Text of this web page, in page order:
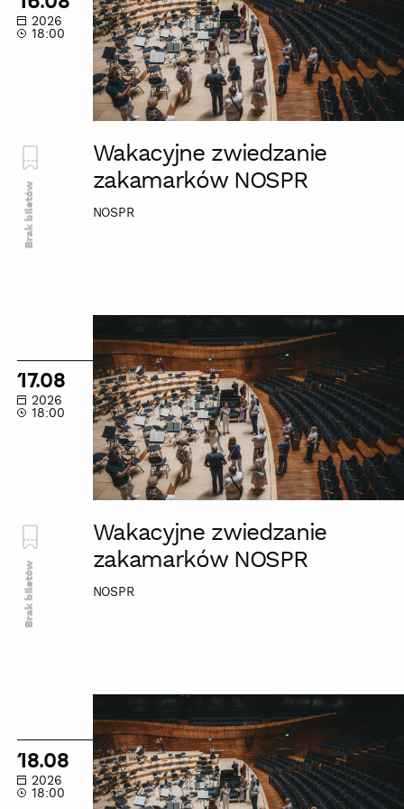
NOSPR
2026
18:00
Wakacyjne zwiedzanie
zakamarków NOSPR
NOSPR
Brak biletów
zwiedzanie
zakamarków
NOSPR
17.08
2026
18:00
Wakacyjne zwiedzanie
zakamarków NOSPR
NOSPR
Brak biletów
zwiedzanie
zakamarków
NOSPR
18.08
2026
18:00